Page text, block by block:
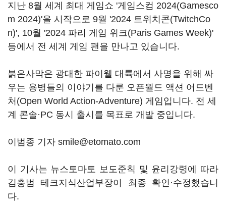
지난 8월 세계 최대 게임쇼 '게임스컴 2024(Gamesco
m 2024)'을 시작으로 9월 '2024 트위치콘(TwitchCo
n)', 10월 '2024 파리 게임 위크(Paris Games Week)'
등에서 전 세계 게임 팬을 만나고 있습니다.
붉은사막은 광대한 파이웰 대륙에서 사명을 위해 싸
우는 용병들의 이야기를 다룬 오픈월드 액션 어드벤
처(Open World Action-Adventure) 게임입니다. 전 세
계 콘솔·PC 동시 출시를 목표로 개발 중입니다.
이범종 기자 smile@etomato.com
이 기사는 뉴스토마토 보도준칙 및 윤리강령에 따라
김충범 테크지식산업부장이 최종 확인·수정했습니
다.